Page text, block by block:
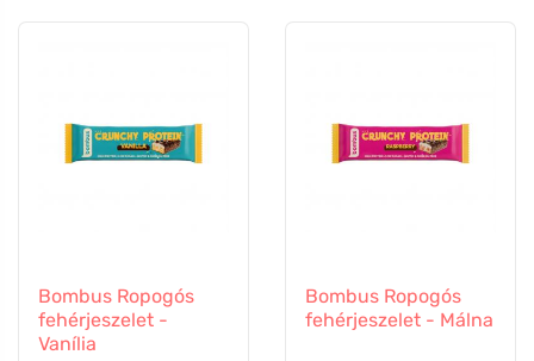
Bombus Ropogós
fehérjeszelet -
Vanília
Bombus Ropogós
fehérjeszelet - Málna